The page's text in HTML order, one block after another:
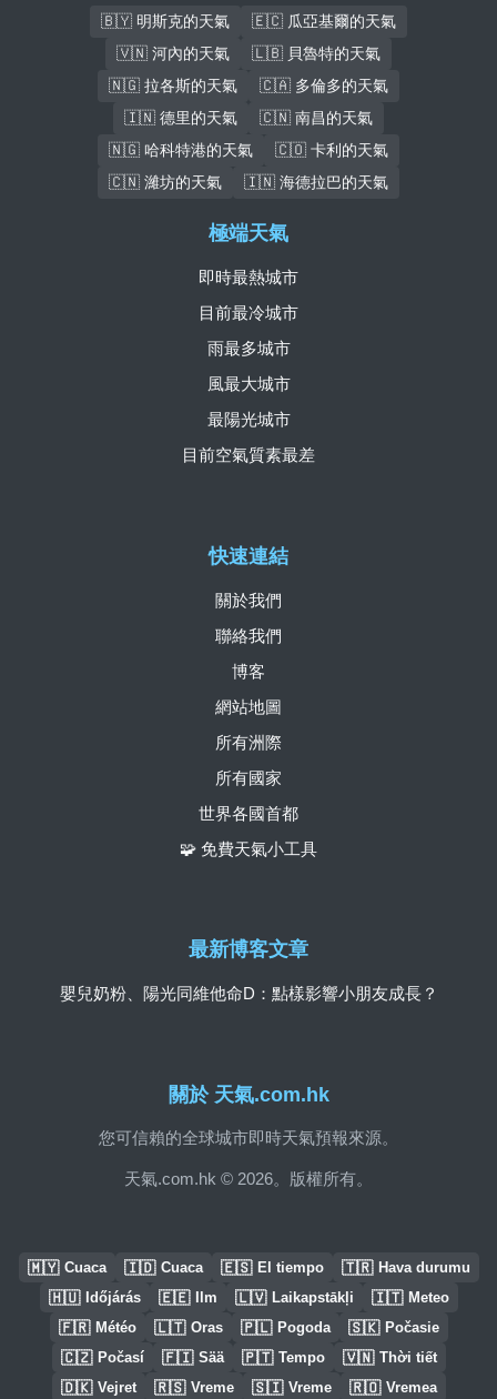
🇧🇾 明斯克的天氣
🇪🇨 瓜亞基爾的天氣
🇻🇳 河內的天氣
🇱🇧 貝魯特的天氣
🇳🇬 拉各斯的天氣
🇨🇦 多倫多的天氣
🇮🇳 德里的天氣
🇨🇳 南昌的天氣
🇳🇬 哈科特港的天氣
🇨🇴 卡利的天氣
🇨🇳 濰坊的天氣
🇮🇳 海德拉巴的天氣
關於 天氣.com.hk
您可信賴的全球城市即時天氣預報來源。
天氣.com.hk © 2026。版權所有。
快速連結
關於我們
聯絡我們
博客
網站地圖
所有洲際
所有國家
世界各國首都
🧩 免費天氣小工具
極端天氣
即時最熱城市
目前最冷城市
雨最多城市
風最大城市
最陽光城市
目前空氣質素最差
最新博客文章
嬰兒奶粉、陽光同維他命D：點樣影響小朋友成長？
🇲🇾 Cuaca 🇮🇩 Cuaca 🇪🇸 El tiempo 🇹🇷 Hava durumu
🇭🇺 Időjárás 🇪🇪 Ilm 🇱🇻 Laikapstākļi 🇮🇹 Meteo
🇫🇷 Météo 🇱🇹 Oras 🇵🇱 Pogoda 🇸🇰 Počasie
🇨🇿 Počasí 🇫🇮 Sää 🇵🇹 Tempo 🇻🇳 Thời tiết
🇩🇰 Vejret 🇷🇸 Vreme 🇸🇮 Vreme 🇷🇴 Vremea